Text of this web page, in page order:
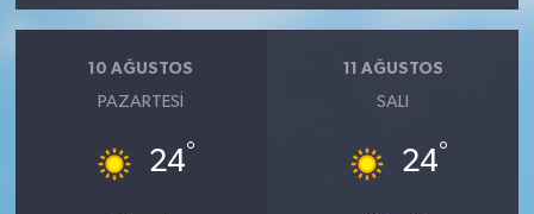
10 AĞUSTOS
PAZARTESI
24°
11 AĞUSTOS
SALI
24°